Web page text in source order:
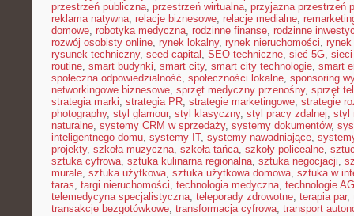
przestrzeń publiczna, przestrzeń wirtualna, przyjazna przestrzeń
reklama natywna, relacje biznesowe, relacje medialne,
domowe, robotyka medyczna, rodzinne finanse, rodzinne
rozwój osobisty online, rynek lokalny, rynek nieruchomości,
rysunek techniczny, seed capital , SEO techniczne, sieć 5G, sieci
routine, smart budynki, smart city, smart city technologie, smart
społeczna odpowiedzialność, społeczności lokalne, sponsoring
networkingowe biznesowe, sprzęt medyczny przenośny, sprzęt
strategia marki, strategia PR, strategie marketingowe, strategie
photography, styl glamour, styl klasyczny, styl pracy zdalnej, styl
naturalne, systemy CRM w sprzedaży, systemy dokumentów,
inteligentnego domu, systemy IT, systemy nawadniające,
projekty, szkoła muzyczna, szkoła tańca, szkoły policealne,
sztuka cyfrowa, sztuka kulinarna regionalna, sztuka negocjacji,
murale, sztuka użytkowa, sztuka użytkowa domowa, sztuka w
taras, targi nieruchomości, technologia medyczna, technologie
telemedycyna specjalistyczna, teleporady zdrowotne, terapia par,
transakcje bezgotówkowe, transformacja cyfrowa, transport